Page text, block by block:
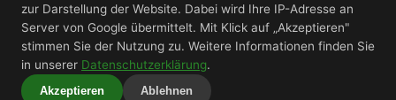
Datenschutz
© 2026 - SV Boostedt v. 1922 e.V.
zur Darstellung der Website. Dabei wird Ihre IP-Adresse an
Server von Google übermittelt. Mit Klick auf „Akzeptieren"
stimmen Sie der Nutzung zu. Weitere Informationen finden Sie
in unserer Datenschutzerklärung.
Akzeptieren Ablehnen